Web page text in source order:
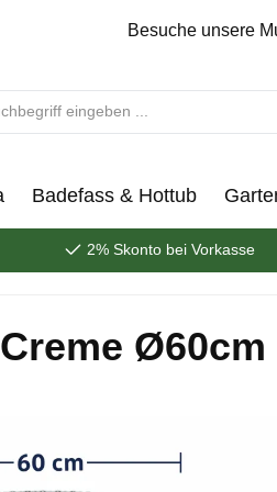
Besuche unsere
Badefass & Hottub
2% Skonto bei Vorkasse
Ø60cm